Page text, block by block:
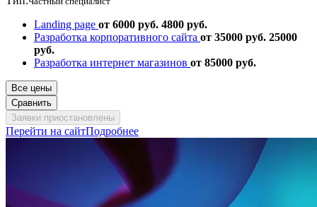
Landing page от 6000 руб. 4800 руб.
Разработка корпоративного сайта от 35000 руб. 25000
руб.
Разработка интернет магазинов от 85000 руб.
Все цены
Сравнить
Заявки приостановлены
Перейти на сайтПодробнее